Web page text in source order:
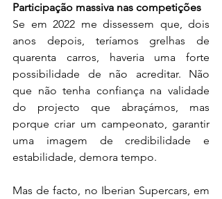
Participação massiva nas competições
Se em 2022 me dissessem que, dois
anos depois, teríamos grelhas de
quarenta carros, haveria uma forte
possibilidade de não acreditar. Não
que não tenha confiança na validade
do projecto que abraçámos, mas
porque criar um campeonato, garantir
uma imagem de credibilidade e
estabilidade, demora tempo.
Mas de facto, no Iberian Supercars, em